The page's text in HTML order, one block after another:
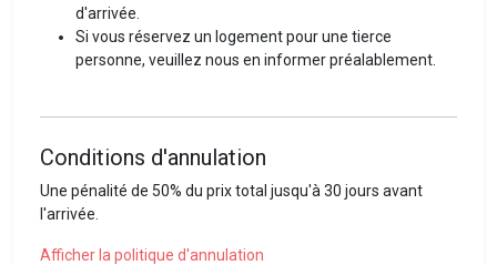
Accès des voyageurs
Le logement ainsi que les équipements ou accessoires sont
à votre entière disposition durant votre séjour.
Interaction avec les voyageurs
L'entrée dans les lieux est simple, efficace et se fait de
trouverez à l’entrée de votre logement. Toutes les
informations nécessaires à votre séjour vous seront
fournies par email et seront consultables en tout temps via
d'arrivée.
Si vous réservez un logement pour une tierce
personne, veuillez nous en informer préalablement.
Conditions d'annulation
Une pénalité de 50% du prix total jusqu'à 30 jours avant
l'arrivée.
Afficher la politique d'annulation